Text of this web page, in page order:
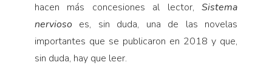
hacen más concesiones al lector,Sistema
nervioso es, sin duda, una de las novelas
importantes que se publicaron en 2018 y que,
sin duda, hay que leer.